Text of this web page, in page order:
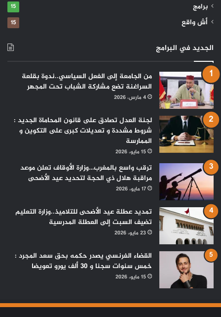
برامج 15
أش واقع 15
الجديد في البرامج
من الجامعة إلى الفعل السياسي..ندوة بقلعة
السراغنة تضع مشاركة الشباب تحت المجهر
4 مارس، 2026
لجنة العدل تصادق على قانون المحاماة الجديد :
شروط مشددة و تعديلات كبرى على التكوين و
الممارسة
15 مايو، 2026
ترقب واسع بالمغرب…وزارة الأوقاف تعلن موعد
مراقبة هلال ذي الحجة لتحديد عيد الأضحى
17 مايو، 2026
تمديد عطلة عيد الأضحى للتلاميذ..وزارة التعليم
تضيف السبت إلى العطلة المدرسية
23 مايو، 2026
القضاء الفرنسي يصدر حكمه بحق سعد المجرد :
خمس سنوات سجنا و 30 ألف يورو تعويضا
15 مايو، 2026